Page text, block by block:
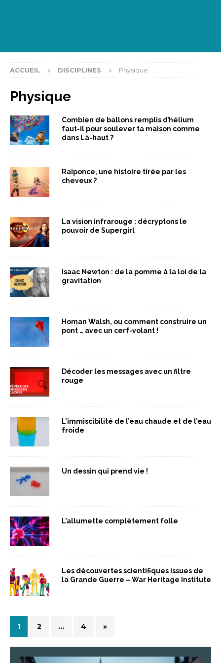
ACCUEIL DISCIPLINES Physique
Physique
Combien de ballons remplis d’hélium
faut-il pour soulever ta maison comme
dans Là-haut ?
Raiponce, une histoire tirée par les
cheveux ?
La vision infrarouge : décryptons le
pouvoir de Supergirl
Isaac Newton : de la pomme à la loi de la
gravitation
Homan Walsh, ou comment construire un
pont … avec un cerf-volant !
Décoder les messages avec un filtre
rouge
L’immiscibilité de l’eau chaude et de l’eau
froide
Un dessin qui prend vie !
L’allumette complètement folle
Les découvertes scientifiques issues de
la Grande Guerre – War Heritage Institute
1 2 … 4 »